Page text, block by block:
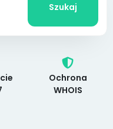
Szukaj
Ochrona
WHOIS